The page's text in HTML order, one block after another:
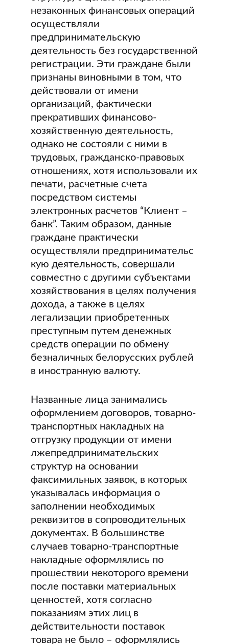
незаконных финансовых операций
осуществляли
предпринимательскую
деятельность без государственной
регистрации. Эти граждане были
признаны виновными в том, что
действовали от имени
организаций, фактически
прекративших финансово-
хозяйственную деятельность,
однако не состояли с ними в
трудовых, гражданско-правовых
отношениях, хотя использовали их
печати, расчетные счета
посредством системы
электронных расчетов “Клиент –
банк”. Таким образом, данные
граждане практически
осуществляли предпринимательс
кую деятельность, совершали
совместно с другими субъектами
хозяйствования в целях получения
дохода, а также в целях
легализации приобретенных
преступным путем денежных
средств операции по обмену
безналичных белорусских рублей
в иностранную валюту.
Названные лица занимались
оформлением договоров, товарно-
транспортных накладных на
отгрузку продукции от имени
лжепредпринимательских
структур на основании
факсимильных заявок, в которых
указывалась информация о
заполнении необходимых
реквизитов в сопроводительных
документах. В большинстве
случаев товарно-транспортные
накладные оформлялись по
прошествии некоторого времени
после поставки материальных
ценностей, хотя согласно
показаниям этих лиц в
действительности поставок
товара не было – оформлялись